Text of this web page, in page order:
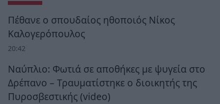
Πέθανε ο σπουδαίος ηθοποιός Νίκος
Καλογερόπουλος
20:42
Ναύπλιο: Φωτιά σε αποθήκες με ψυγεία στο
Δρέπανο – Τραυματίστηκε ο διοικητής της
Πυροσβεστικής (video)